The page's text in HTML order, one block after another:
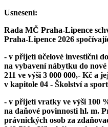
Usnesení:
Rada MČ Praha-Lipence
Praha-Lipence 2026
- v přijetí účelové investiční
na vybavení nábytku do
211 ve výši 3 000 000,- Kč a
v kapitole 04 - Školství a
- v přijetí vratky ve výši 100
na daňové povinnosti hl. m.
právnických osob za